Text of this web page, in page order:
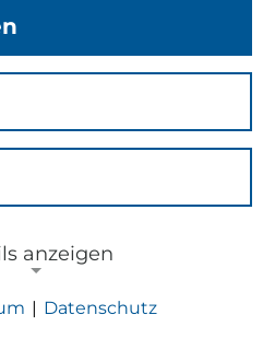
das Motto des
forscht/Schüler
diesem Jahr sein 50.
am Freitag, den 20.
128 junge
dem FH-Campus in
eine Plattform für
anzeigen
| Datenschutz